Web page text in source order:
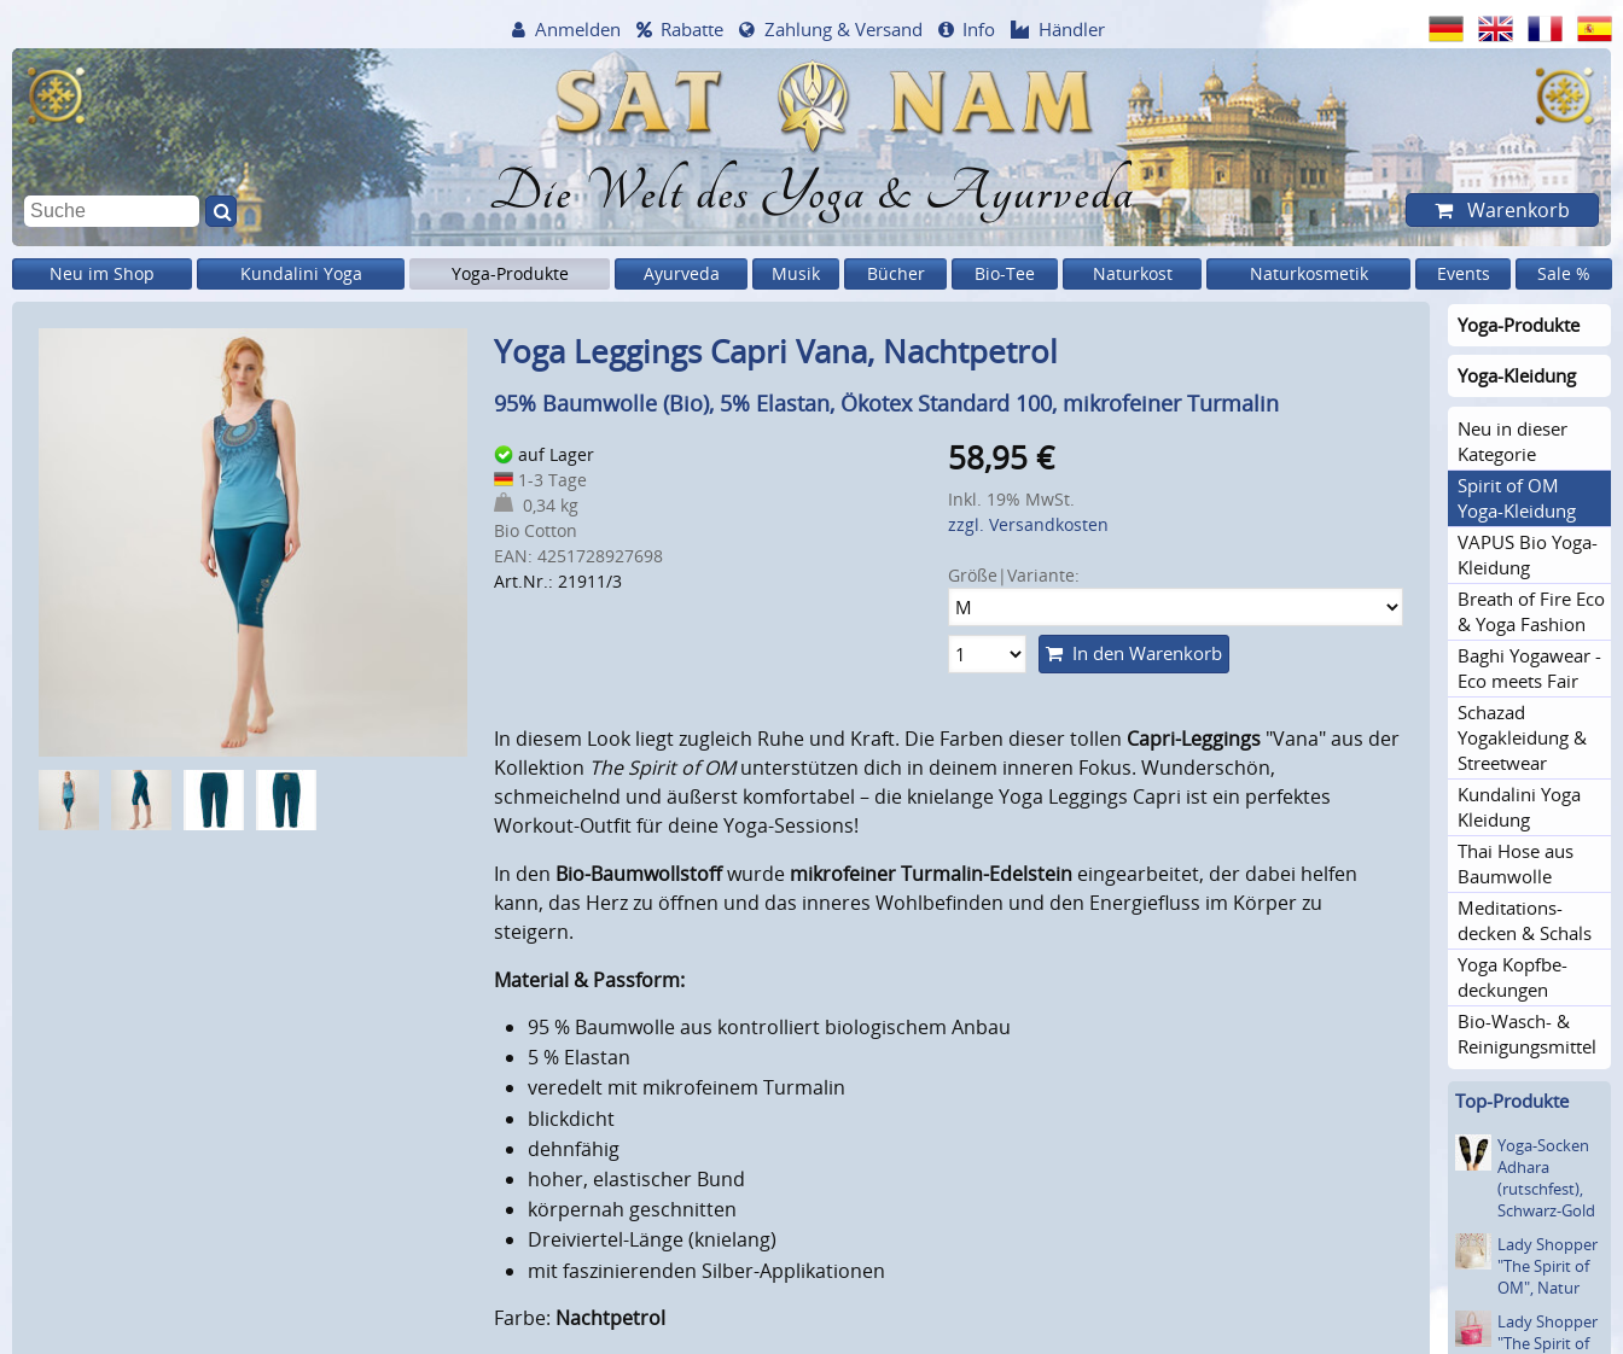
Die Welt des Yoga & Ayurveda
Anmelden Rabatte Zahlung & Versand Info Händler
Warenkorb
Neu im Shop Kundalini Yoga Yoga-Produkte Ayurveda Musik Bücher Bio-Tee Naturkost Naturkosmetik Events Sale %
Yoga Leggings Capri Vana, Nachtpetrol
95% Baumwolle (Bio), 5% Elastan, Ökotex Standard 100, mikrofeiner Turmalin
auf Lager
1-3 Tage
0,34 kg
Bio Cotton
EAN: 4251728927698
Art.Nr.: 21911/3
58,95€
Inkl. 19% MwSt.
zzgl. Versandkosten
Größe|Variante:
In den Warenkorb
In diesem Look liegt zugleich Ruhe und Kraft. Die Farben dieser tollen Capri-Leggings"Vana" aus der
Kollektion The Spirit of OMunterstützen dich in deinem inneren Fokus. Wunderschön,
schmeichelnd und äußerst komfortabel – die knielange Yoga Leggings Capri ist ein perfektes
Workout-Outfit für deine Yoga-Sessions!
In den Bio-Baumwollstoffwurde mikrofeiner Turmalin-Edelstein eingearbeitet, der dabei helfen
kann, das Herz zu öffnen und das inneres Wohlbefinden und den Energiefluss im Körper zu
steigern.
Material & Passform:
95 % Baumwolle aus kontrolliert biologischem Anbau
5 % Elastan
veredelt mit mikrofeinem Turmalin
blickdicht
dehnfähig
hoher, elastischer Bund
körpernah geschnitten
Dreiviertel-Länge (knielang)
mit faszinierenden Silber-Applikationen
Farbe: Nachtpetrol
Yoga-Produkte
Yoga-Kleidung
Neu in dieser
Kategorie
Spirit of OM
Yoga-Kleidung
VAPUS Bio Yoga-
Kleidung
Breath of Fire Eco
& Yoga Fashion
Baghi Yogawear -
Eco meets Fair
Schazad
Yogakleidung &
Streetwear
Kundalini Yoga
Kleidung
Thai Hose aus
Baumwolle
Meditations­
decken & Schals
Yoga Kopfbe­
deckungen
Bio-Wasch- &
Reinigun­gsmittel
Top-Produkte
Yoga-Socken
Adhara
(rutsch­fest),
Schwarz-Gold
Lady Shopper
"The Spirit of
OM", Natur
Lady Shopper
"The Spirit of